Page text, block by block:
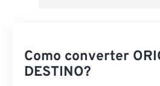
Como converter
DESTINO?